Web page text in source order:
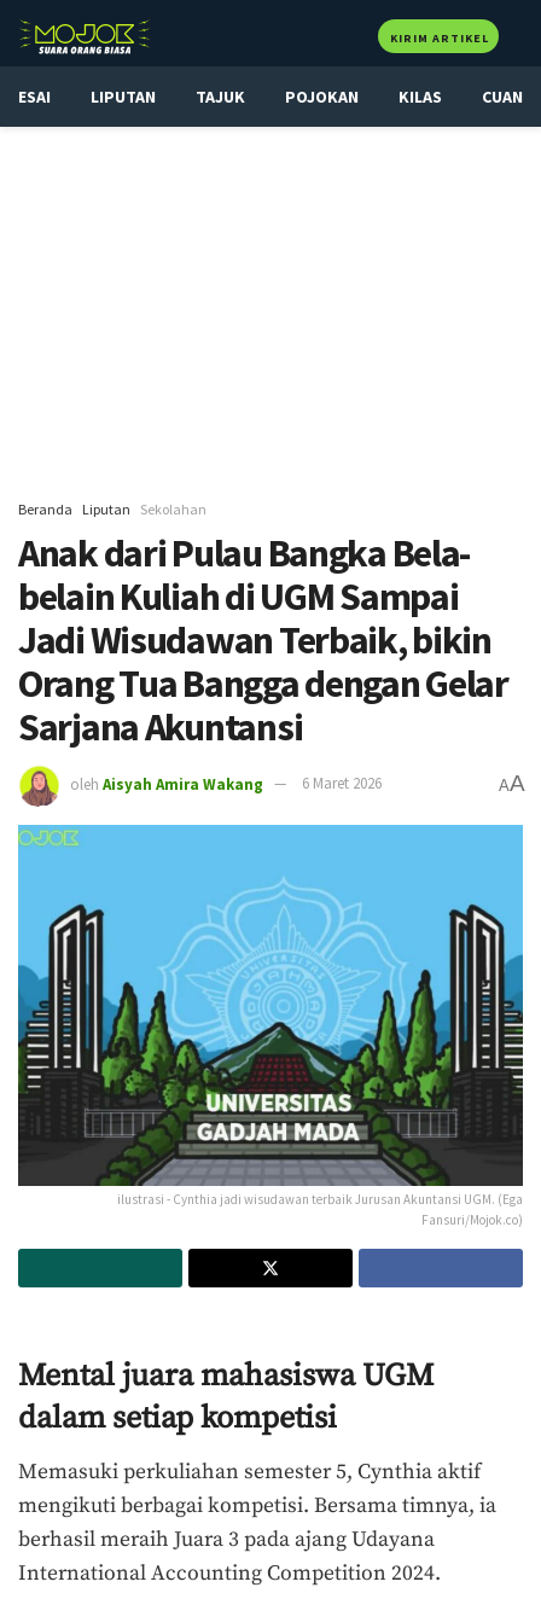
KIRIM ARTIKEL
ESAI LIPUTAN TAJUK POJOKAN KILAS CUAN
Beranda Liputan Sekolahan
Anak dari Pulau Bangka Bela-
belain Kuliah di UGM Sampai
Jadi Wisudawan Terbaik, bikin
Orang Tua Bangga dengan Gelar
Sarjana Akuntansi
oleh Aisyah Amira Wakang 6 Maret 2026 AA
ilustrasi - Cynthia jadi wisudawan terbaik Jurusan Akuntansi UGM. (Ega
Fansuri/Mojok.co)
Mental juara mahasiswa UGM
dalam setiap kompetisi
Memasuki perkuliahan semester 5, Cynthia aktif
mengikuti berbagai kompetisi. Bersama timnya, ia
berhasil meraih Juara 3 pada ajang Udayana
International Accounting Competition 2024.